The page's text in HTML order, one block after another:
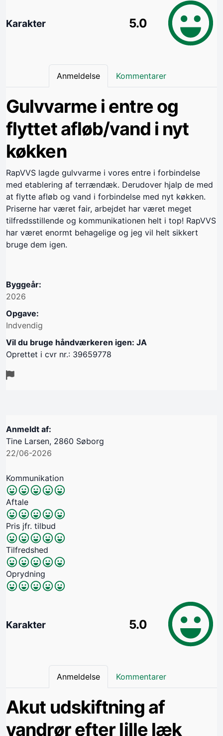
Karakter 5.0
Anmeldelse Kommentarer
Gulvvarme i entre og
flyttet afløb/vand i nyt
køkken
RapVVS lagde gulvvarme i vores entre i forbindelse
med etablering af terrændæk. Derudover hjalp de med
at flytte afløb og vand i forbindelse med nyt køkken.
Priserne har været fair, arbejdet har været meget
tilfredsstillende og kommunikationen helt i top! RapVVS
har været enormt behagelige og jeg vil helt sikkert
bruge dem igen.
Byggeår:
2026
Opgave:
Indvendig
Vil du bruge håndværkeren igen: JA
Oprettet i cvr nr.: 39659778
Anmeldt af:
Tine Larsen, 2860 Søborg
22/06-2026
Kommunikation
Aftale
Pris jfr. tilbud
Tilfredshed
Oprydning
Karakter 5.0
Anmeldelse Kommentarer
Akut udskiftning af
vandrør efter lille læk